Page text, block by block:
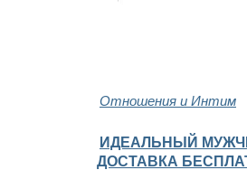
Отношения и Интим
ИДЕАЛЬНЫЙ
ДОСТАВКА